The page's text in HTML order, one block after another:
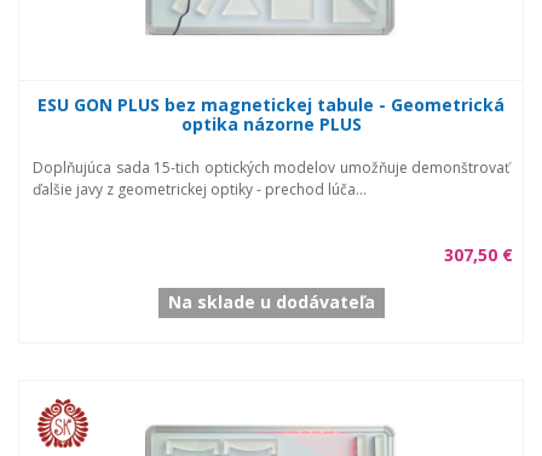
ESU GON PLUS bez magnetickej tabule - Geometrická
optika názorne PLUS
Doplňujúca sada 15-tich optických modelov umožňuje demonštrovať
ďalšie javy z geometrickej optiky - prechod lúča...
307,50 €
Na sklade u dodávateľa